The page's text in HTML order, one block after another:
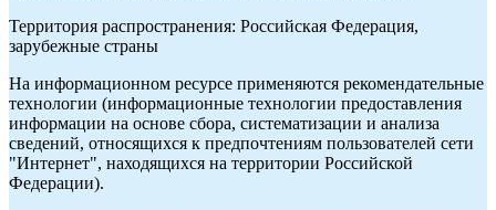
Территория распространения: Российская Федерация,
зарубежные страны
На информационном ресурсе применяются рекомендательные
технологии (информационные технологии предоставления
информации на основе сбора, систематизации и анализа
сведений, относящихся к предпочтениям пользователей сети
"Интернет", находящихся на территории Российской
Федерации).